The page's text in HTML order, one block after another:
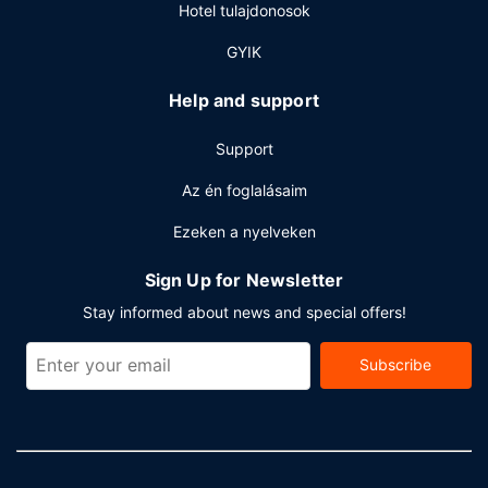
A szálláshelyen business center,
vegytisztítási/ruhatisztítási szolgáltatások és 24 órában
transzfer (éjjel-nappal) felár ellenében vehető igénybe. Az
autóval érkező vendégek számára ingyenes egyéni
Hotel tulajdonosok
GYIK
Help and support
Support
Az én foglalásaim
Ezeken a nyelveken
Sign Up for Newsletter
Stay informed about news and special offers!
Subscribe